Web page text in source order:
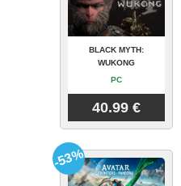
BLACK MYTH:
WUKONG
PC
40.99 €
-53%